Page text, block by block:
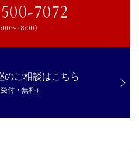
化
M&A
M&A
7072
〜18:00）
のご相談はこちら
受付・無料）